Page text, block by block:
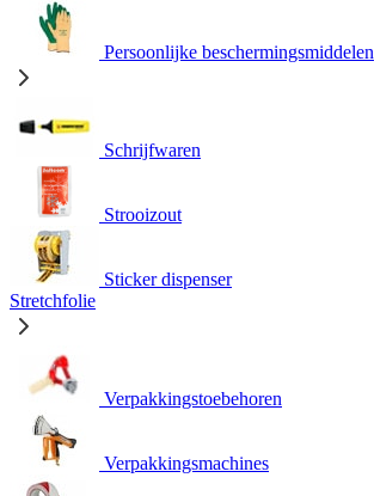
Persoonlijke beschermingsmiddelen
Schrijfwaren
Strooizout
Sticker dispenser
Stretchfolie
Verpakkingstoebehoren
Verpakkingsmachines